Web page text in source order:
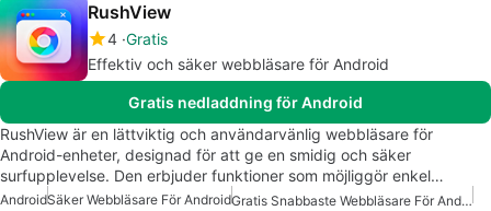
RushView
4 Gratis
Effektiv och säker webbläsare för Android
Gratis nedladdning för Android
RushView är en lättviktig och användarvänlig webbläsare för
Android-enheter, designad för att ge en smidig och säker
surfupplevelse. Den erbjuder funktioner som möjliggör enkel…
AndroidSäker Webbläsare För Android
Gratis Snabbaste Webbläsare För Android